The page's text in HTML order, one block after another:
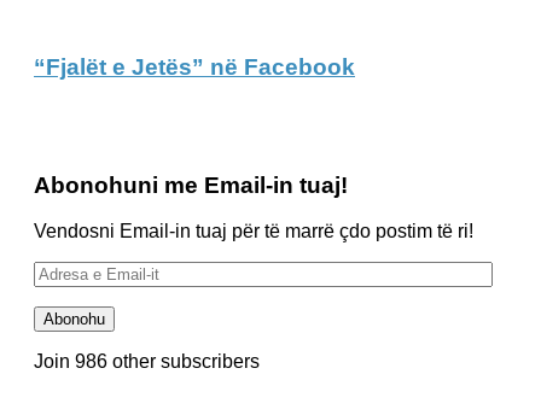
“Fjalët e Jetës” në Facebook
Abonohuni me Email-in tuaj!
Vendosni Email-in tuaj për të marrë çdo postim të ri!
Adresa
e
Email-
it
Abonohu
Join 986 other subscribers